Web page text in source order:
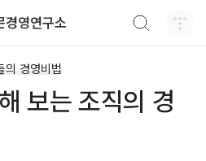
경영연구소
의 경영비법
보는 조직의 경